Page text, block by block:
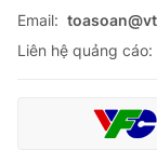
Email:
Liên hệ quảng cáo: